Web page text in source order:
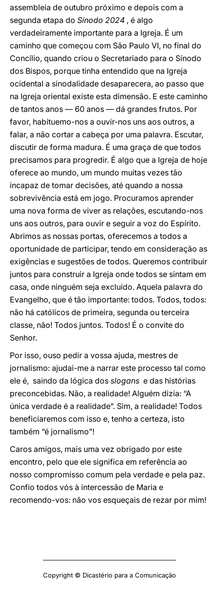
assembleia de outubro próximo e depois com a
segunda etapa do Sínodo 2024 , é algo
verdadeiramente importante para a Igreja. É um
caminho que começou com São Paulo VI, no final do
Concílio, quando criou o Secretariado para o Sínodo
dos Bispos, porque tinha entendido que na Igreja
ocidental a sinodalidade desaparecera, ao passo que
na Igreja oriental existe esta dimensão. E este caminho
de tantos anos — 60 anos — dá grandes frutos. Por
favor, habituemo-nos a ouvir-nos uns aos outros, a
falar, a não cortar a cabeça por uma palavra. Escutar,
discutir de forma madura. É uma graça de que todos
precisamos para progredir. É algo que a Igreja de hoje
oferece ao mundo, um mundo muitas vezes tão
incapaz de tomar decisões, até quando a nossa
sobrevivência está em jogo. Procuramos aprender
uma nova forma de viver as relações, escutando-nos
uns aos outros, para ouvir e seguir a voz do Espírito.
Abrimos as nossas portas, oferecemos a todos a
oportunidade de participar, tendo em consideração as
exigências e sugestões de todos. Queremos contribuir
juntos para construir a Igreja onde todos se sintam em
casa, onde ninguém seja excluído. Aquela palavra do
Evangelho, que é tão importante: todos. Todos, todos:
não há católicos de primeira, segunda ou terceira
classe, não! Todos juntos. Todos! É o convite do
Senhor.
Por isso, ouso pedir a vossa ajuda, mestres de
jornalismo: ajudai-me a narrar este processo tal como
ele é, saindo da lógica dos slogans e das histórias
preconcebidas. Não, a realidade! Alguém dizia: “A
única verdade é a realidade”. Sim, a realidade! Todos
beneficiaremos com isso e, tenho a certeza, isto
também “é jornalismo”!
Caros amigos, mais uma vez obrigado por este
encontro, pelo que ele significa em referência ao
nosso compromisso comum pela verdade e pela paz.
Confio todos vós à intercessão de Maria e
recomendo-vos: não vos esqueçais de rezar por mim!
Copyright © Dicastério para a Comunicação